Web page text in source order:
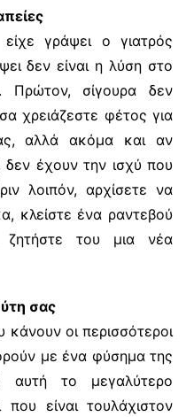
γράψει ο γιατρός
δεν είναι η λύση στο
Πρώτον, σίγουρα δεν
χρειάζεστε φέτος για
αλλά ακόμα και αν
δεν έχουν την ισχύ που
λοιπόν, αρχίσετε να
κλείστε ένα ραντεβού
του μια νέα
σας
οι περισσότεροι
με ένα φύσημα της
το μεγαλύτερο
είναι τουλάχιστον